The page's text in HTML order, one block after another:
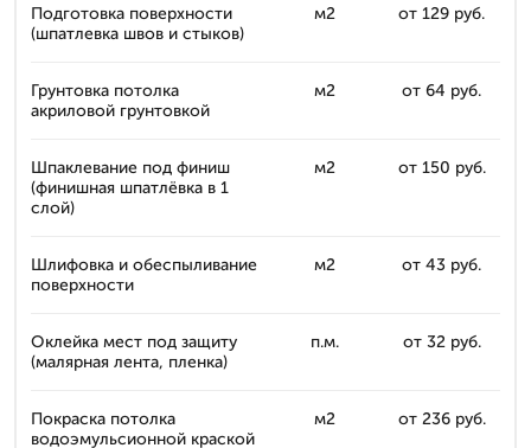
Подготовка поверхности
(шпатлевка швов и стыков)
м2 от 129 руб.
Грунтовка потолка
акриловой грунтовкой
м2 от 64 руб.
Шпаклевание под финиш
(финишная шпатлёвка в 1
слой)
м2 от 150 руб.
Шлифовка и обеспыливание
поверхности
м2 от 43 руб.
Оклейка мест под защиту
(малярная лента, пленка)
п.м. от 32 руб.
Покраска потолка
водоэмульсионной краской
м2 от 236 руб.